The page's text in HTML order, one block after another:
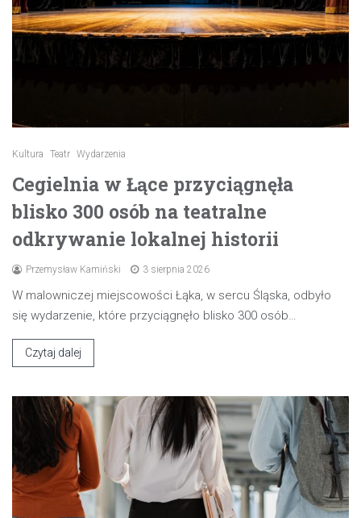
Kultura Teatr Wydarzenia
Cegielnia w Łące przyciągnęła
blisko 300 osób na teatralne
odkrywanie lokalnej historii
Przemysław Kamiński 3 sierpnia 2026
W malowniczej miejscowości Łąka, w sercu Śląska, odbyło
się wydarzenie, które przyciągnęło blisko 300 osób…
Czytaj dalej